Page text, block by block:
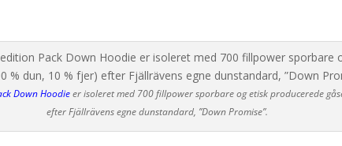
Down Hoodieer isoleret med 700 fillpower sporbare og etisk producerede
efter Fjällrävens egne dunstandard, ”Down Promise”.